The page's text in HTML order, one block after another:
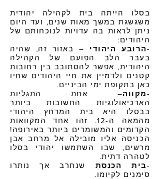
בסלו הייתה בית לקהילה יהודית
משגשגת במשך מאות שנים, ועד היום
ניתן לראות בה עדויות לנוכחותם של
היהודים:
-הרובע היהודי – באזור זה, שהיה
בעבר הלב הפועם של הקהילה
היהודית, אפשר להסתובב בין רחובות
קטנים ולדמיין את חיי היהודים שחיו
כאן בתקופת ימי הביניים.
-מקווה– אחת התגליות
הארכיאולוגיות החשובות ביותר
בבסלו היא בית המרחץ היהודי
מהמאה ה-12. זהו אחד המקוואות
הקדומים והמשומרים ביותר באירופה!
הכניסה אליו מובילה אל מרחב אבן
מרשים, שבו השתמשו יהודי בסלו
לטהרה דתית.
-בית הכנסת שנחרב אך נותרו
סימנים לקיומו.